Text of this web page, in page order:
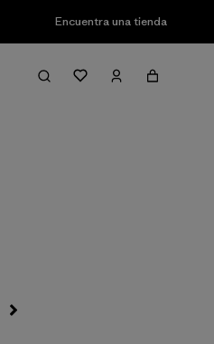
Encuentra una tienda
Filter & Sort